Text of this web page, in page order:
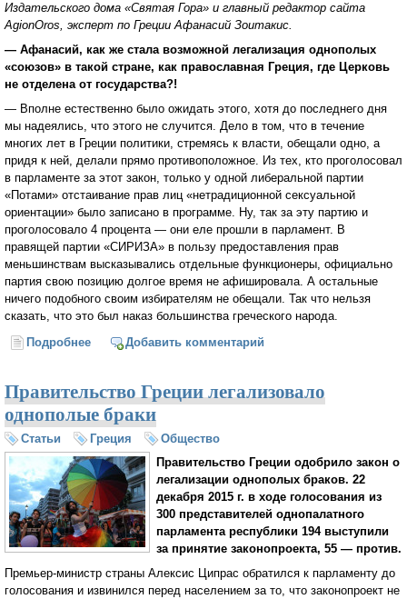
Издательского дома «Святая Гора» и главный редактор сайта
AgionOros, эксперт по Греции Афанасий Зоитакис.
— Афанасий, как же стала возможной легализация однополых
«союзов» в такой стране, как православная Греция, где Церковь
не отделена от государства?!
— Вполне естественно было ожидать этого, хотя до последнего дня
мы надеялись, что этого не случится. Дело в том, что в течение
многих лет в Греции политики, стремясь к власти, обещали одно, а
придя к ней, делали прямо противоположное. Из тех, кто проголосовал
в парламенте за этот закон, только у одной либеральной партии
«Потами» отстаивание прав лиц «нетрадиционной сексуальной
ориентации» было записано в программе. Ну, так за эту партию и
проголосовало 4 процента — они еле прошли в парламент. В
правящей партии «СИРИЗА» в пользу предоставления прав
меньшинствам высказывались отдельные функционеры, официально
партия свою позицию долгое время не афишировала. А остальные
ничего подобного своим избирателям не обещали. Так что нельзя
сказать, что это был наказ большинства греческого народа.
Подробнее о Афанасий Зоитакис: «Это черный день в истории
Добавить комментарий
Правительство Греции легализовало
однополые браки
Статьи Греция
Общество
Правительство Греции одобрило закон о
легализации однополых браков. 22
декабря 2015 г. в ходе голосования из
300 представителей однопалатного
парламента республики 194 выступили
за принятие законопроекта, 55 — против.
Премьер-министр страны Алексис Ципрас обратился к парламенту до
голосования и извинился перед населением за то, что законопроект не